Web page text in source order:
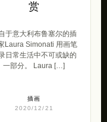
赏
于意大利布鲁塞尔的插
Laura Simonati 用画笔
日常生活中不可或缺的
一部分。 Laura […]
插画
2020/12/21